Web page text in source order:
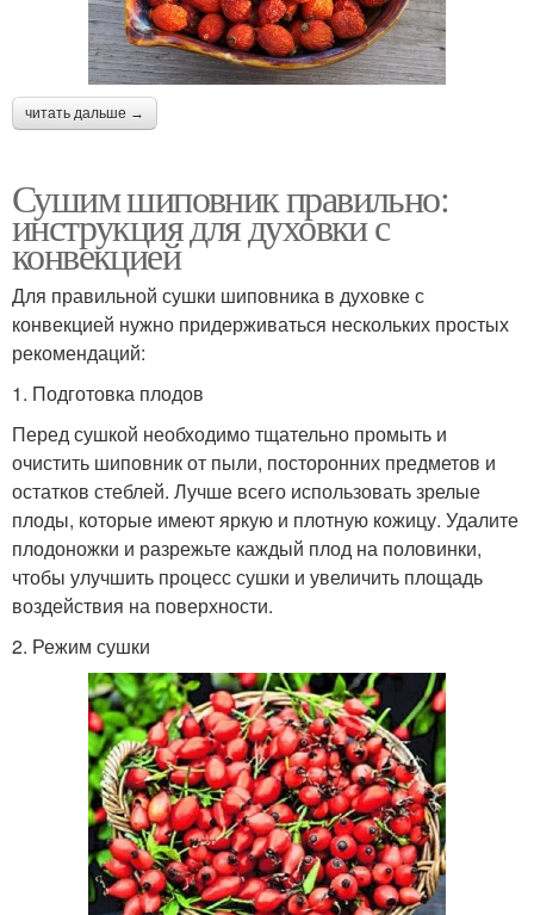
читать дальше →
Сушим шиповник правильно:
инструкция для духовки с
конвекцией
Для правильной сушки шиповника в духовке с
конвекцией нужно придерживаться нескольких простых
рекомендаций:
1. Подготовка плодов
Перед сушкой необходимо тщательно промыть и
очистить шиповник от пыли, посторонних предметов и
остатков стеблей. Лучше всего использовать зрелые
плоды, которые имеют яркую и плотную кожицу. Удалите
плодоножки и разрежьте каждый плод на половинки,
чтобы улучшить процесс сушки и увеличить площадь
воздействия на поверхности.
2. Режим сушки